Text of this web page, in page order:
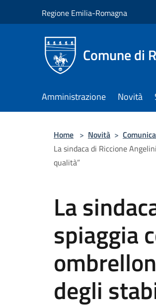
Regione Emilia-Romagna
Comune di
Amministrazione Novità
Home > Novità >
La sindaca di Riccione
qualità”
La
spiaggia
degli